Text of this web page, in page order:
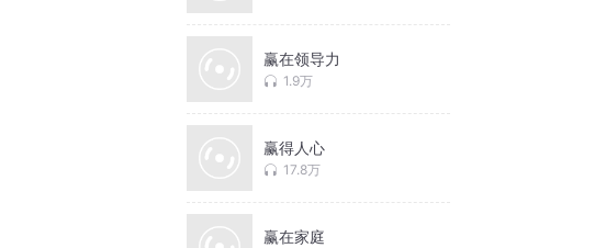
赢在领导力
1.9万
赢得人心
17.8万
赢在家庭